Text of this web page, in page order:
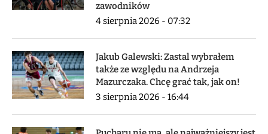
zawodników
4 sierpnia 2026 - 07:32
Jakub Galewski: Zastal wybrałem
także ze względu na Andrzeja
Mazurczaka. Chcę grać tak, jak on!
3 sierpnia 2026 - 16:44